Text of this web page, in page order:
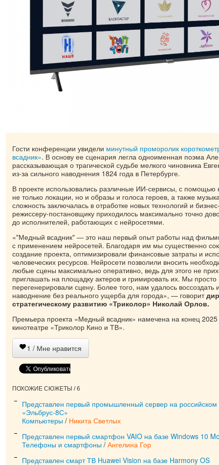
Гости конференции увидели минутный проморолик
всадник». В основу ее сценария легла одноименная поэма
рассказывающая о трагической судьбе мелкого чиновника
из-за сильного наводнения 1824 года в Петербурге.
В проекте использовались различные ИИ-сервисы, с помощью
не только локации, но и образы и голоса героев, а также
сложность заключалась в отработке новых технологий и
режиссеру-постановщику приходилось максимально точно
до исполнителей, работающих с нейросетями.
«"Медный всадник" — это наш первый опыт работы над
с применением нейросетей. Благодаря им мы существенно
создание проекта, оптимизировали финансовые затраты и
человеческих ресурсов. Нейросети позволили вносить
любые сцены максимально оперативно, ведь для этого не
приглашать на площадку актеров и гримировать их. Мы
перегенерировали сцену. Более того, нам удалось воссоздать
наводнение без реального ущерба для города», — говорит
стратегическому развитию «Триколор» Николай Орлов.
Премьера проекта «Медный всадник» намечена на конец 2025
кинотеатре «Триколор Кино и ТВ».
1 / Мне нравится
ПОХОЖИЕ СЮЖЕТЫ / 6
Представлен первый промышленный сервер на российском
«Эльбрус-8С»
Компьютеры / Никита Светлых
Представлен первый смартфон VAIO на базе Windows 10
Телефоны и смартфоны / Ангелина Гор
Представлен смарт ТВ Huawei Vision на базе Harmony OS